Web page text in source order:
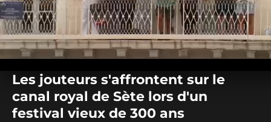
seconds
seconds
Les jouteurs s'affrontent sur le
canal royal de Sète lors d'un
festival vieux de 300 ans